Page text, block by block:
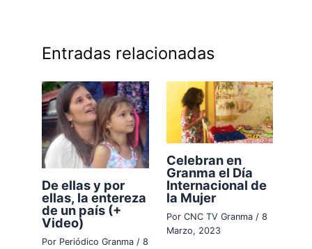
Entradas relacionadas
De ellas y por
ellas, la entereza
de un país (+
Video)
Por Periódico Granma /8
Celebran en
Granma el Día
Internacional de
la Mujer
Por CNC TV Granma / 8
Marzo, 2023